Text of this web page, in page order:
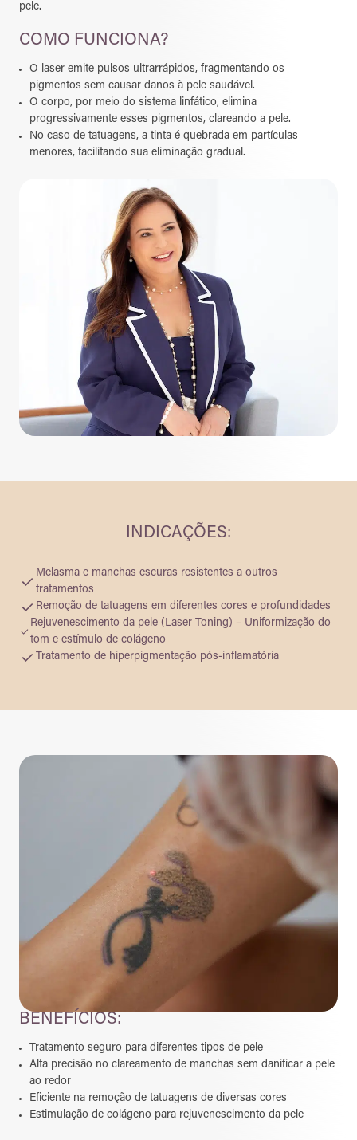
pele.
COMO FUNCIONA?
O laser emite pulsos ultrarrápidos, fragmentando os
pigmentos sem causar danos à pele saudável.
O corpo, por meio do sistema linfático, elimina
progressivamente esses pigmentos, clareando a pele.
No caso de tatuagens, a tinta é quebrada em partículas
menores, facilitando sua eliminação gradual.
INDICAÇÕES:
Melasma e manchas escuras resistentes a outros
tratamentos
Remoção de tatuagens em diferentes cores e profundidades
Rejuvenescimento da pele (Laser Toning) – Uniformização do
tom e estímulo de colágeno
Tratamento de hiperpigmentação pós-inflamatória
BENEFÍCIOS:
Tratamento seguro para diferentes tipos de pele
Alta precisão no clareamento de manchas sem danificar a pele
ao redor
Eficiente na remoção de tatuagens de diversas cores
Estimulação de colágeno para rejuvenescimento da pele